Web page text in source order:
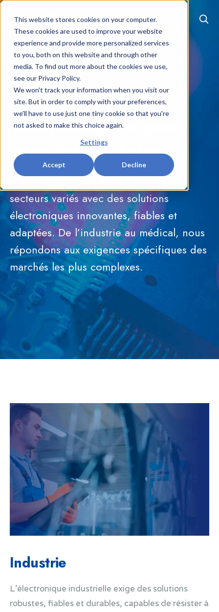
This website stores cookies on your computer.
These cookies are used to improve your website
experience and provide more personalized services
to you, both on this website and through other
media. To find out more about the cookies we use,
see our Privacy Policy.
We won't track your information when you visit our
site. But in order to comply with your preferences,
we'll have to use just one tiny cookie so that you're
not asked to make this choice again.
Settings
Accept Decline
EN | FR
Des solutions
électroniques pour
tous les secteurs
Alliance Electronics accompagne des
secteurs variés avec des solutions
électroniques innovantes, fiables et
adaptées. De l’industrie au médical, nous
répondons aux exigences spécifiques des
marchés les plus complexes.
Industrie
L’électronique industrielle exige des solutions
robustes, fiables et durables, capables de résister à